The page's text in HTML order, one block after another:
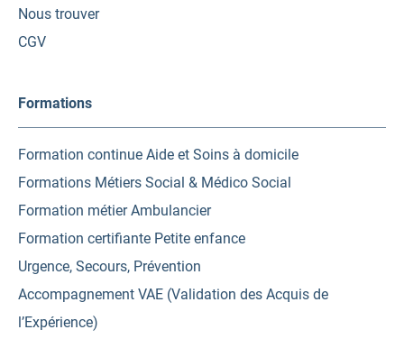
Nous trouver
CGV
Formations
Formation continue Aide et Soins à domicile
Formations Métiers Social & Médico Social
Formation métier Ambulancier
Formation certifiante Petite enfance
Urgence, Secours, Prévention
Accompagnement VAE (Validation des Acquis de
l’Expérience)